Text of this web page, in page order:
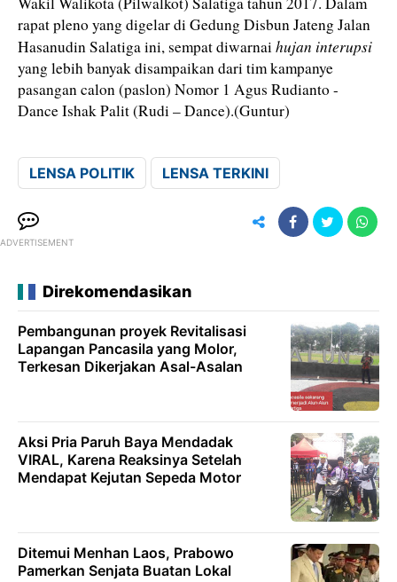
rapat pleno yang digelar di Gedung Disbun Jateng Jalan
Hasanudin Salatiga ini, sempat diwarnaihujan interupsi
yang lebih banyak disampaikan dari tim kampanye
pasangan calon (paslon) Nomor 1 Agus Rudianto -
Dance Ishak Palit (Rudi – Dance).(Guntur)
LENSA POLITIK LENSA TERKINI
ADVERTISEMENT
Direkomendasikan
Pembangunan proyek Revitalisasi
Lapangan Pancasila yang Molor,
Terkesan Dikerjakan Asal-Asalan
Aksi Pria Paruh Baya Mendadak
VIRAL, Karena Reaksinya Setelah
Mendapat Kejutan Sepeda Motor
Ditemui Menhan Laos, Prabowo
Pamerkan Senjata Buatan Lokal